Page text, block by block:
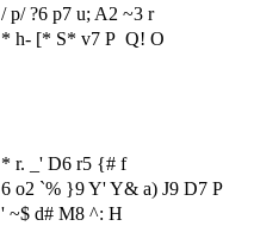
/ p/ ?6 p7 u; A2 ~3 r
* h- [* S* v7 P Q! O
* r. _' D6 r5 {# f
6 o2 `% }9 Y' Y& a) J9 D7 P
' ~$ d# M8 ^: H